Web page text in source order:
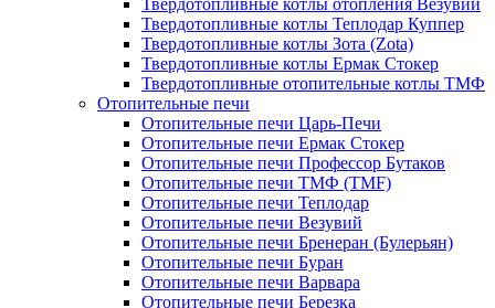
Твердотопливные котлы отопления Везувий
Твердотопливные котлы Теплодар Куппер
Твердотопливные котлы Зота (Zota)
Твердотопливные котлы Ермак Стокер
Твердотопливные отопительные котлы ТМФ
Отопительные печи
Отопительные печи Царь-Печи
Отопительные печи Ермак Стокер
Отопительные печи Профессор Бутаков
Отопительные печи ТМФ (TMF)
Отопительные печи Теплодар
Отопительные печи Везувий
Отопительные печи Бренеран (Булерьян)
Отопительные печи Буран
Отопительные печи Варвара
Отопительные печи Березка